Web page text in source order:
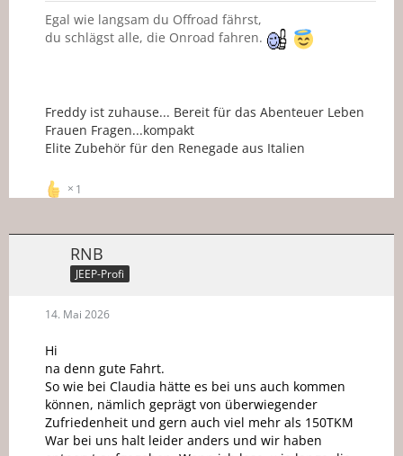
Egal wie langsam du Offroad fährst,
du schlägst alle, die Onroad fahren.
Freddy ist zuhause... Bereit für das Abenteuer Leben
Frauen Fragen...kompakt
Elite Zubehör für den Renegade aus Italien
1
RNB
JEEP-Profi
14. Mai 2026
Hi
na denn gute Fahrt.
So wie bei Claudia hätte es bei uns auch kommen
können, nämlich geprägt von überwiegender
Zufriedenheit und gern auch viel mehr als 150TKM
War bei uns halt leider anders und wir haben